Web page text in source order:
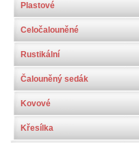
Plastové
Celočalouněné
Rustikální
Čalouněný sedák
Kovové
Křesílka